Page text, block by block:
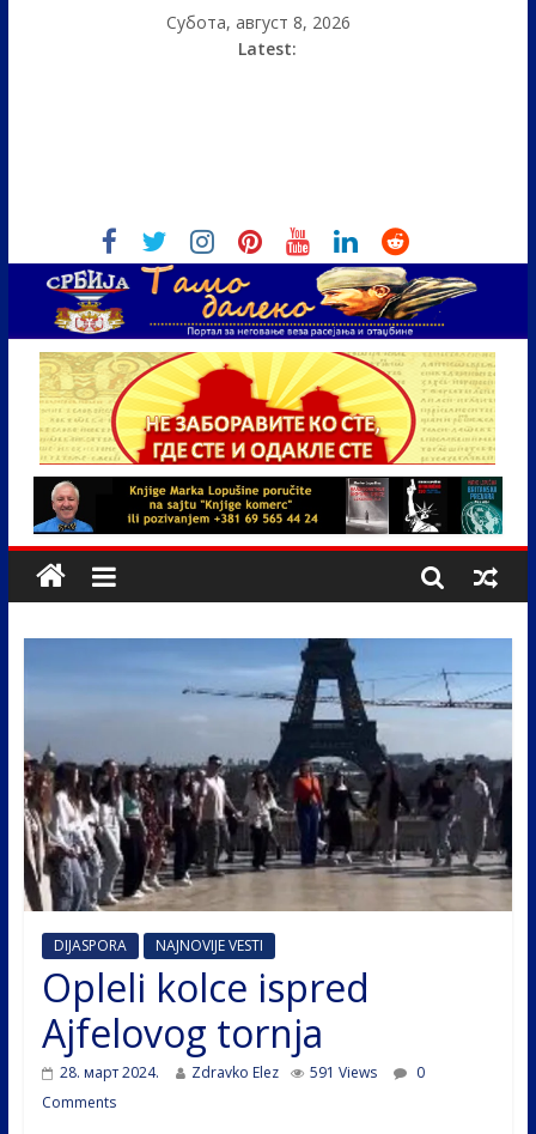
Субота, август 8, 2026
Latest:
DIJASPORA NAJNOVIJE VESTI
Opleli kolce ispred
Ajfelovog tornja
28. март 2024. Zdravko Elez 591 Views
0
Comments